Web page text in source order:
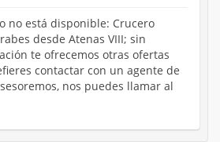
no está disponible: Crucero
desde Atenas VIII; sin
te ofrecemos otras ofertas
contactar con un agente de
nos puedes llamar al